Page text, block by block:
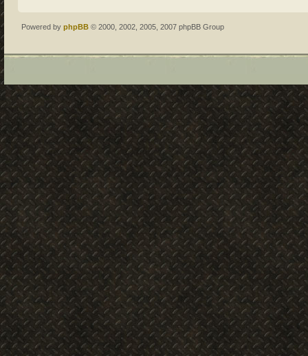
Powered by phpBB © 2000, 2002, 2005, 2007 phpBB Group